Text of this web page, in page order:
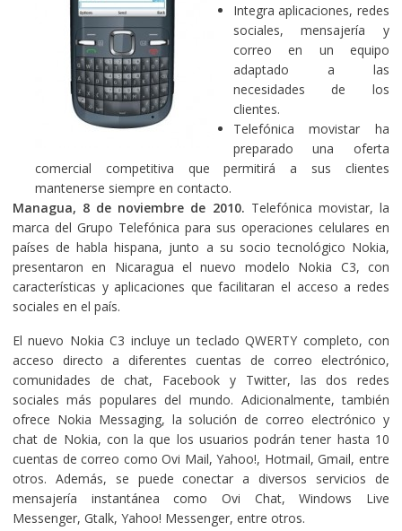
Integra aplicaciones, redes
sociales, mensajería y
correo en un equipo
adaptado a las
necesidades de los
clientes.
Telefónica movistar ha
preparado una oferta
comercial competitiva que permitirá a sus clientes
mantenerse siempre en contacto.
Managua, 8 de noviembre de 2010. Telefónica movistar, la
marca del Grupo Telefónica para sus operaciones celulares en
países de habla hispana, junto a su socio tecnológico Nokia,
presentaron en Nicaragua el nuevo modelo Nokia C3, con
características y aplicaciones que facilitaran el acceso a redes
sociales en el país.
El nuevo Nokia C3 incluye un teclado QWERTY completo, con
acceso directo a diferentes cuentas de correo electrónico,
comunidades de chat, Facebook y Twitter, las dos redes
sociales más populares del mundo. Adicionalmente, también
ofrece Nokia Messaging, la solución de correo electrónico y
chat de Nokia, con la que los usuarios podrán tener hasta 10
cuentas de correo como Ovi Mail, Yahoo!, Hotmail, Gmail, entre
otros. Además, se puede conectar a diversos servicios de
mensajería instantánea como Ovi Chat, Windows Live
Messenger, Gtalk, Yahoo! Messenger, entre otros.